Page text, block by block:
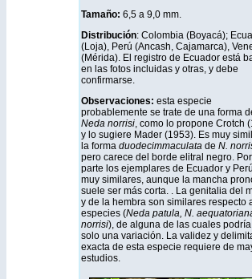
Tamaño: 6,5 a 9,0 mm.
Distribución: Colombia (Boyacá);
(Loja), Perú (Ancash, Cajamarca),
(Mérida). El registro de Ecuador está
en las fotos incluidas y otras, y debe
confirmarse.
Observaciones: esta especie
probablemente se trate de una forma
Neda norrisi, como lo propone Crotch
y lo sugiere Mader (1953). Es muy
la forma duodecimmaculatade N.
pero carece del borde elitral negro.
parte los ejemplares de Ecuador y
muy similares, aunque la mancha
suele ser más corta. . La genitalia del
y de la hembra son similares respecto
especies (Neda patula, N.
norrisi), de alguna de las cuales
solo una variación. La validez y
exacta de esta especie requiere de
estudios.